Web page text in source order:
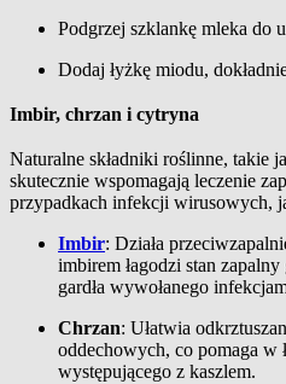
Podgrzej szklankę mleka do
Dodaj łyżkę miodu,
Imbir, chrzan i cytryna
Naturalne składniki roślinne, takie
skutecznie wspomagają leczenie
przypadkach infekcji wirusowych,
Imbir: Działa
imbirem łagodzi stan
gardła wywołanego
Chrzan: Ułatwia
oddechowych, co pomaga w
występującego z kaszlem.